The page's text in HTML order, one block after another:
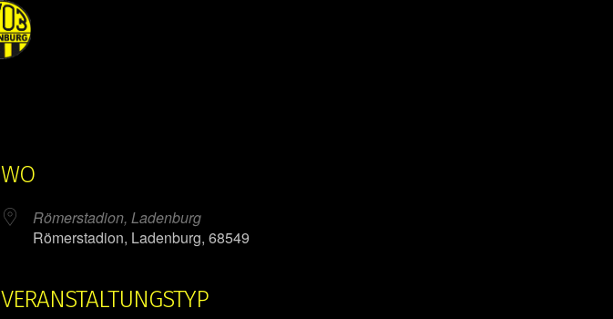
WO
Römerstadion, Ladenburg
Römerstadion, Ladenburg, 68549
VERANSTALTUNGSTYP